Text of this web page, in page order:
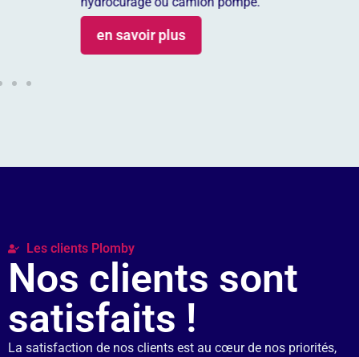
en savoir plus
Les clients Plomby
Nos clients sont
satisfaits !
La satisfaction de nos clients est au cœur de nos priorités,